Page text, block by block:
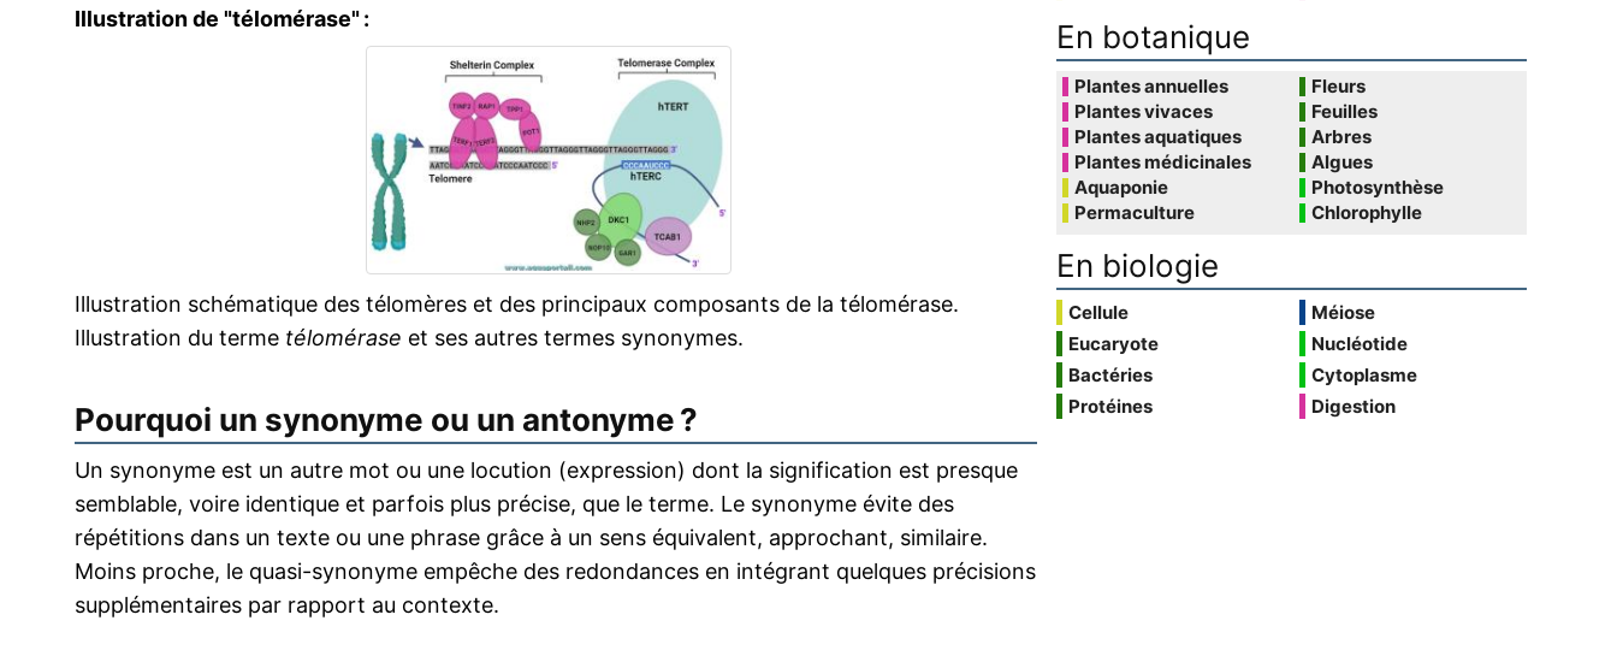
Illustration de "télomérase" :
Illustration schématique des télomères et des principaux composants de la télomérase.
Illustration du terme télomérase et ses autres termes synonymes.
Pourquoi un synonyme ou un antonyme ?
Un synonyme est un autre mot ou une locution (expression) dont la signification est presque
semblable, voire identique et parfois plus précise, que le terme. Le synonyme évite des
répétitions dans un texte ou une phrase grâce à un sens équivalent, approchant, similaire.
Moins proche, le quasi-synonyme empêche des redondances en intégrant quelques précisions
supplémentaires par rapport au contexte.
En botanique
Plantes annuelles
Plantes vivaces
Plantes aquatiques
Plantes médicinales
Aquaponie
Permaculture
Fleurs
Feuilles
Arbres
Algues
Photosynthèse
Chlorophylle
En biologie
Cellule
Eucaryote
Bactéries
Protéines
Méiose
Nucléotide
Cytoplasme
Digestion